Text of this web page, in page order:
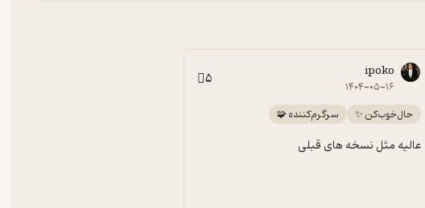
ipoko
۱۴۰۴-۰۵-۱۶ 5
حال‌خوب‌کن ✨ سرگرم‌کننده 🧩
عالیه مثل نسخه های قبلی